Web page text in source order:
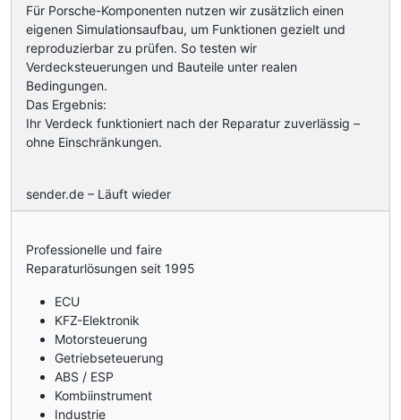
Für Porsche-Komponenten nutzen wir zusätzlich einen
eigenen Simulationsaufbau, um Funktionen gezielt und
reproduzierbar zu prüfen. So testen wir
Verdecksteuerungen und Bauteile unter realen
Bedingungen.
Das Ergebnis:
Ihr Verdeck funktioniert nach der Reparatur zuverlässig –
ohne Einschränkungen.
sender.de – Läuft wieder
Professionelle und faire
Reparaturlösungen seit 1995
ECU
KFZ-Elektronik
Motorsteuerung
Getriebseteuerung
ABS / ESP
Kombiinstrument
Industrie